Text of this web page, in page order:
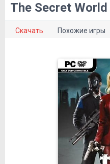
The Secret World
Скачать Похожие игры